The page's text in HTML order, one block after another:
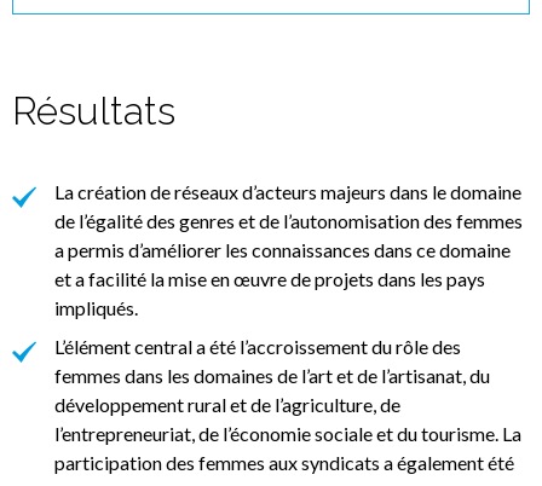
Résultats
La création de réseaux d’acteurs majeurs dans le domaine
de l’égalité des genres et de l’autonomisation des femmes
a permis d’améliorer les connaissances dans ce domaine
et a facilité la mise en œuvre de projets dans les pays
impliqués.
L’élément central a été l’accroissement du rôle des
femmes dans les domaines de l’art et de l’artisanat, du
développement rural et de l’agriculture, de
l’entrepreneuriat, de l’économie sociale et du tourisme. La
participation des femmes aux syndicats a également été